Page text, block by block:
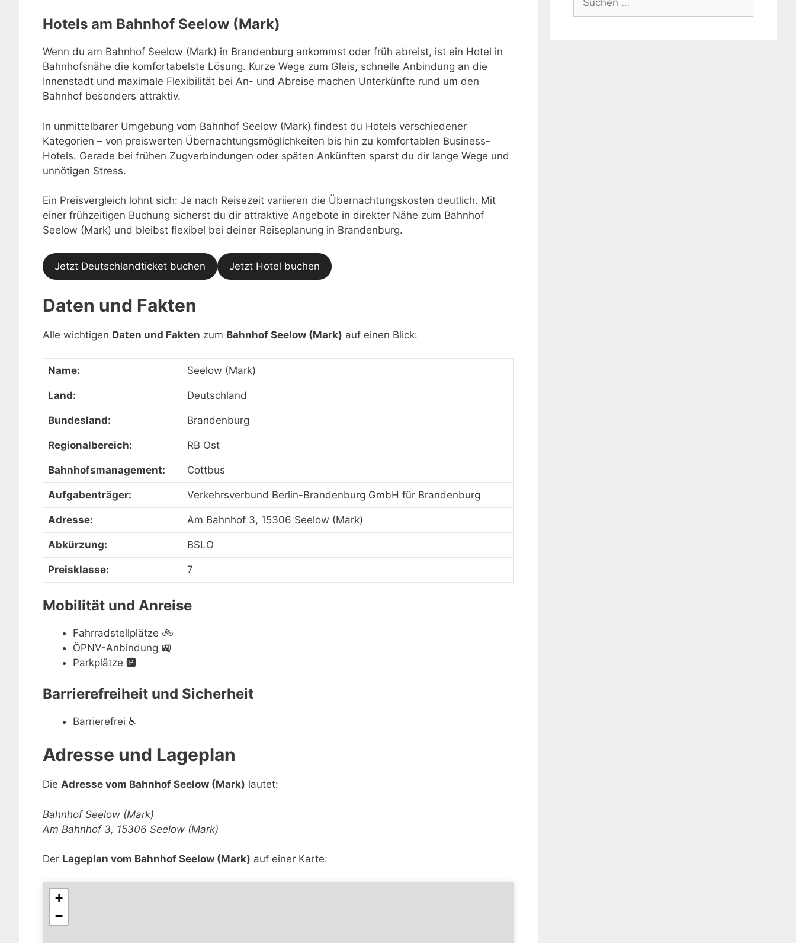
Hotels am Bahnhof Seelow (Mark)
Wenn du am Bahnhof Seelow (Mark) in Brandenburg ankommst oder früh abreist, ist ein Hotel in
Bahnhofsnähe die komfortabelste Lösung. Kurze Wege zum Gleis, schnelle Anbindung an die
Innenstadt und maximale Flexibilität bei An- und Abreise machen Unterkünfte rund um den
Bahnhof besonders attraktiv.
In unmittelbarer Umgebung vom Bahnhof Seelow (Mark) findest du Hotels verschiedener
Kategorien – von preiswerten Übernachtungsmöglichkeiten bis hin zu komfortablen Business-
Hotels. Gerade bei frühen Zugverbindungen oder späten Ankünften sparst du dir lange Wege und
unnötigen Stress.
Ein Preisvergleich lohnt sich: Je nach Reisezeit variieren die Übernachtungskosten deutlich. Mit
einer frühzeitigen Buchung sicherst du dir attraktive Angebote in direkter Nähe zum Bahnhof
Seelow (Mark) und bleibst flexibel bei deiner Reiseplanung in Brandenburg.
Jetzt Deutschlandticket buchen Jetzt Hotel buchen
Daten und Fakten
Alle wichtigen Daten und Fakten zum Bahnhof Seelow (Mark) auf einen Blick:
Name: Seelow (Mark)
Land: Deutschland
Bundesland: Brandenburg
Regionalbereich: RB Ost
Bahnhofsmanagement: Cottbus
Aufgabenträger: Verkehrsverbund Berlin-Brandenburg GmbH für Brandenburg
Adresse: Am Bahnhof 3, 15306 Seelow (Mark)
Abkürzung: BSLO
Preisklasse: 7
Mobilität und Anreise
Fahrradstellplätze 🚲
ÖPNV-Anbindung 🚉
Parkplätze 🅿️
Barrierefreiheit und Sicherheit
Barrierefrei ♿
Adresse und Lageplan
Die Adresse vom Bahnhof Seelow (Mark) lautet:
Bahnhof Seelow (Mark)
Am Bahnhof 3, 15306 Seelow (Mark)
Der Lageplan vom Bahnhof Seelow (Mark) auf einer Karte:
+
−
nach: